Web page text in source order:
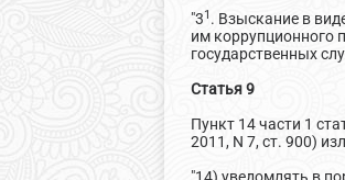
"31 . Взыскание в
им коррупционного
государственных
Статья 9
Пункт 14 части 1
2011, N 7, ст. 900)